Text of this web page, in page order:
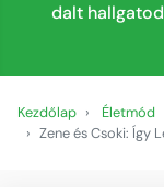
dalt
Kezdőlap
Életmód
Zene és Csoki: Így